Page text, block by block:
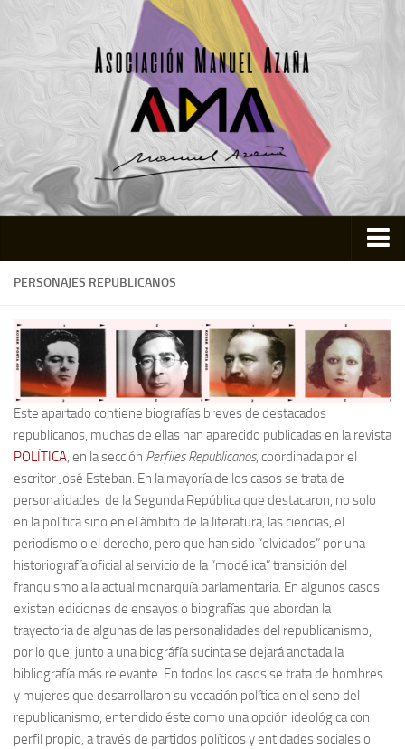
Inicio
Quienes somos
Actividades
Colabora
Contacto
Memoria Histórica
Investigación previa de la represión en Talavera de la Reina (1937-
1947).
Informe Represión en Toledo 1936-1947 | Buscador
Informe de la fosa de abril de 1939 de Tembleque
Enciclopedia Republicana
Militantes históricos IR
Personajes republicanos
Izquierda Republicana. Agrupaciones y Militantes (1934-1939)
Izquierda Republicana. Navarra
PERSONAJES REPUBLICANOS
Este apartado contiene biografías breves de destacados
republicanos, muchas de ellas han aparecido publicadas en la revista
POLÍTICA, en la sección Perfiles Republicanos, coordinada por el
escritor José Esteban. En la mayoría de los casos se trata de
personalidades de la Segunda República que destacaron, no solo
en la política sino en el ámbito de la literatura, las ciencias, el
periodismo o el derecho, pero que han sido “olvidados” por una
historiografía oficial al servicio de la “modélica” transición del
franquismo a la actual monarquía parlamentaria. En algunos casos
existen ediciones de ensayos o biografías que abordan la
trayectoria de algunas de las personalidades del republicanismo,
por lo que, junto a una biográfía sucinta se dejará anotada la
bibliografía más relevante. En todos los casos se trata de hombres
y mujeres que desarrollaron su vocación política en el seno del
republicanismo, entendido éste como una opción ideológica con
perfil propio, a través de partidos políticos y entidades sociales o